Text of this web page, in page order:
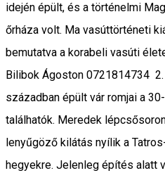
idején épült, és a történelmi
őrháza volt. Ma vasúttörténeti
bemutatva a korabeli vasúti
Bilibok Ágoston 0721814734
században épült vár romjai a
találhatók. Meredek
lenyűgöző kilátás nyílik a
hegyekre. Jelenleg építés alatt